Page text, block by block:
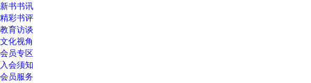
新书书讯
精彩书评
教育访谈
文化视角
会员专区
入会须知
会员服务